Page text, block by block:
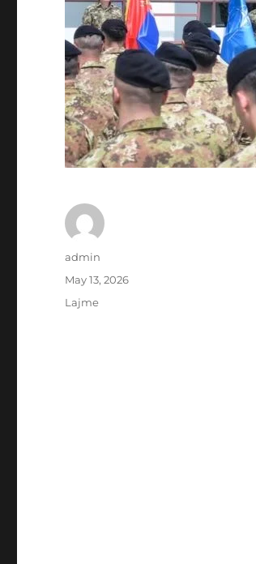
Author
admin
Posted
May 13, 2026
Categories
Lajme